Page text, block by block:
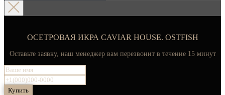
ОСЕТРОВАЯ ИКРА CAVIAR HOUSE. OSTFISH
Оставьте заявку, наш менеджер вам перезвонит в течение 15 минут
Купить